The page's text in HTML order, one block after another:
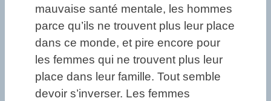
mauvaise santé mentale, les hommes
parce qu’ils ne trouvent plus leur place
dans ce monde, et pire encore pour
les femmes qui ne trouvent plus leur
place dans leur famille. Tout semble
devoir s’inverser. Les femmes